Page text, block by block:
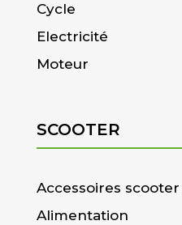
Cycle
Electricité
Moteur
SCOOTER
Accessoires scooter
Alimentation